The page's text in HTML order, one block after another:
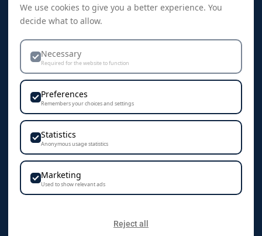
Skreddersøm
Dekorasjon & Teknikker
Personvern & Cookies
KONTAKT
Camisa AS
Vestre Rosten 102
7075 Tiller
We use cookies to give you a better experience. You
decide what to allow.
Necessary
Required for the website to function
Preferences
Remembers your choices and settings
Statistics
Anonymous usage statistics
Marketing
Used to show relevant ads
Reject all